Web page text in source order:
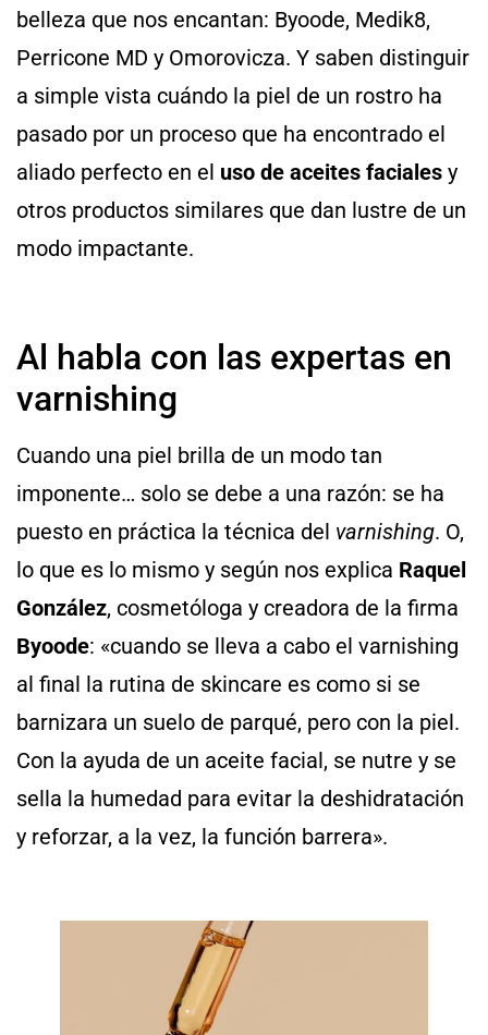
belleza que nos encantan: Byoode, Medik8,
Perricone MD y Omorovicza. Y saben distinguir
a simple vista cuándo la piel de un rostro ha
pasado por un proceso que ha encontrado el
aliado perfecto en el uso de aceites faciales y
otros productos similares que dan lustre de un
modo impactante.
Al habla con las expertas en
varnishing
Cuando una piel brilla de un modo tan
imponente… solo se debe a una razón: se ha
puesto en práctica la técnica del varnishing. O,
lo que es lo mismo y según nos explica Raquel
González, cosmetóloga y creadora de la firma
Byoode: «cuando se lleva a cabo el varnishing
al final la rutina de skincare es como si se
barnizara un suelo de parqué, pero con la piel.
Con la ayuda de un aceite facial, se nutre y se
sella la humedad para evitar la deshidratación
y reforzar, a la vez, la función barrera».